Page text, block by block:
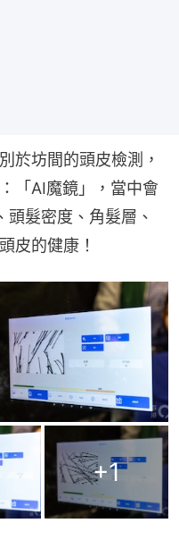
於坊間的頭皮檢測，
「AI魔鏡」，當中會
髮密度、角髮層、
皮的健康！
+1